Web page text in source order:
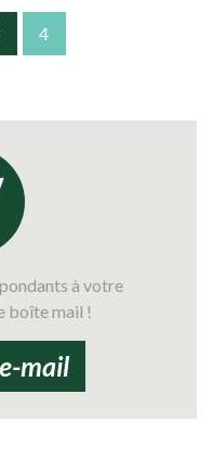
4
à votre
boîte mail !
e-mail